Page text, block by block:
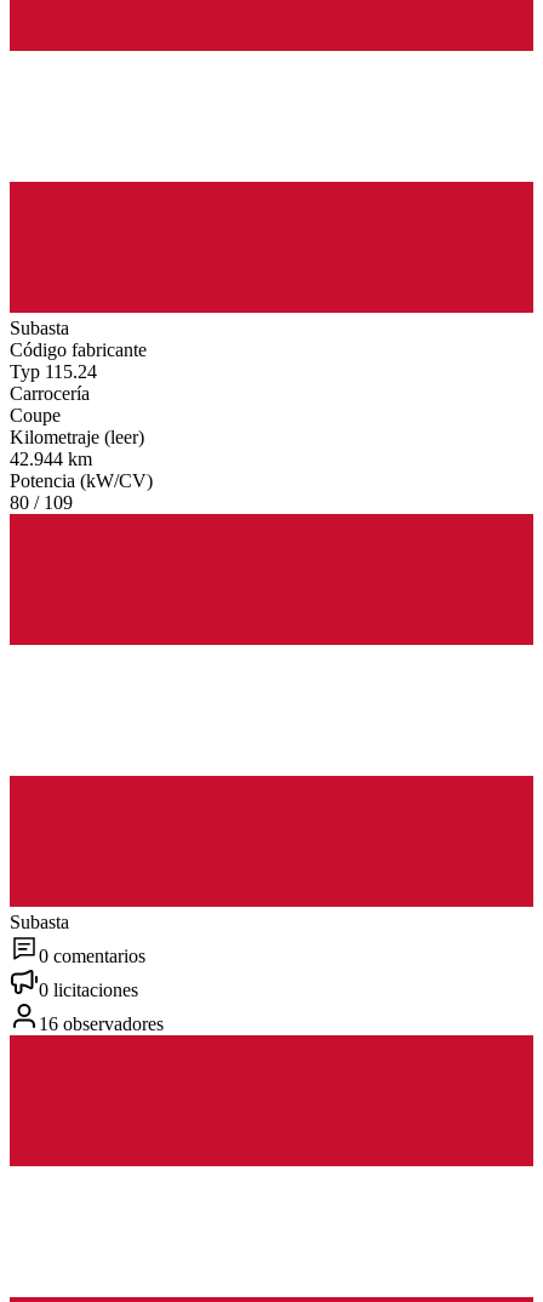
Subasta
Código fabricante
Typ 115.24
Carrocería
Coupe
Kilometraje (leer)
42.944 km
Potencia (kW/CV)
80 / 109
Subasta
0 comentarios
0 licitaciones
16 observadores